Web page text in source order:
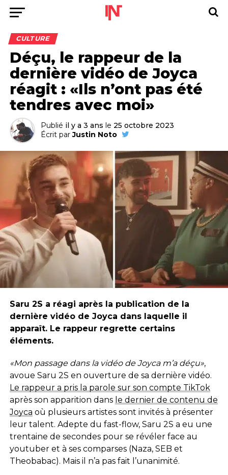
CULTURE
Déçu, le rappeur de la
dernière vidéo de Joyca
réagit : «Ils n’ont pas été
tendres avec moi»
Publié il y a 3 ans le 25 octobre 2023
Écrit par Justin Noto
Saru 2S a réagi après la publication de la
dernière vidéo de Joyca dans laquelle il
apparaît. Le rappeur regrette certains
éléments.
«Mon passage dans la vidéo de Joyca m’a déçu»,
avoue Saru 2S en ouverture de sa dernière vidéo.
Le rappeur a pris la parole sur son compte TikTok
après son apparition dans le dernier de contenu de
Joyca où plusieurs artistes sont invités à présenter
leur talent. Adepte du fast-flow, Saru 2S a eu une
trentaine de secondes pour se révéler face au
youtuber et à ses comparses (Naza, SEB et
Theobabac). Mais il n’a pas fait l’unanimité.